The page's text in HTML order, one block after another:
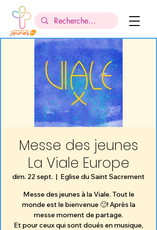
Messe des jeunes
La Viale Europe
dim. 22 sept.
  |
Eglise du Saint Sacrement
Messe des jeunes à la Viale. Tout le
monde est le bienvenue 🙂! Après la
messe moment de partage.
Et pour ceux qui sont doués en musique,